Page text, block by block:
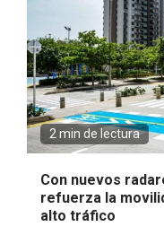
2 min de lectura
Con nuevos
refuerza la
alto tráfico